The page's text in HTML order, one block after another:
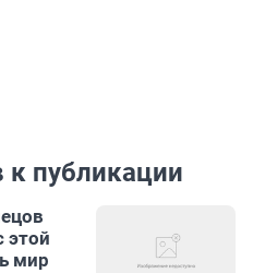
к публикации
мир